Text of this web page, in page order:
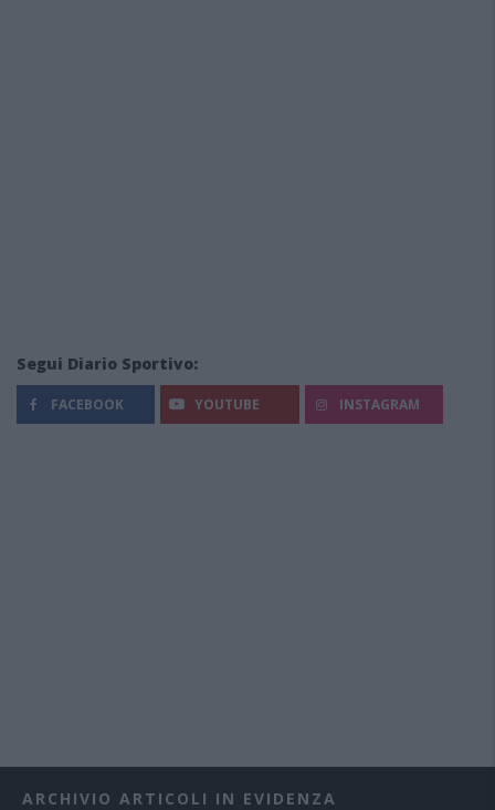
Segui Diario Sportivo:
FACEBOOK YOUTUBE INSTAGRAM
ARCHIVIO ARTICOLI IN EVIDENZA